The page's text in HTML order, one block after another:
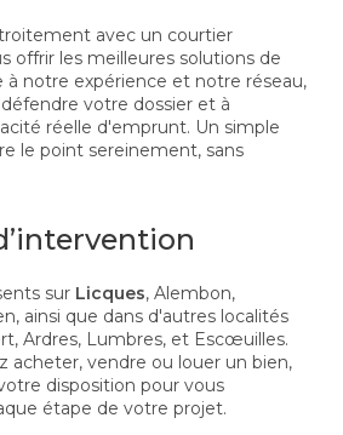
avec un courtier
offrir les meilleures solutions de
à notre expérience et notre réseau,
votre dossier et à
réelle d'emprunt. Un simple
le point sereinement, sans
sur Licques, Alembon,
ainsi que dans d'autres localités
Ardres, Lumbres, et Escœuilles.
acheter, vendre ou louer un bien,
disposition pour vous
étape de votre projet.